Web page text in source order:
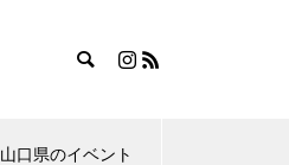
山口県のイベント